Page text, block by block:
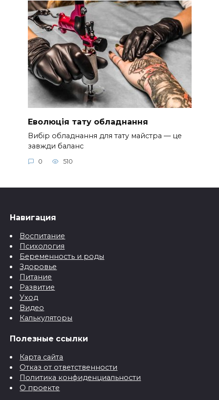
Еволюція тату обладнання
завжди баланс
0 510
Психология
Беременность и роды
Здоровье
Питание
Развитие
Уход
Видео
Калькуляторы
Полезные ссылки
Отказ от ответственности
Политика конфиденциальности
О проекте
Контактная информация